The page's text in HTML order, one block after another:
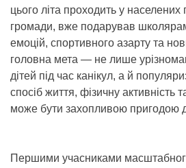
цього літа проходить у населених
громади, вже подарував
емоцій, спортивного азарту та
головна мета — не лише
дітей під час канікул, а й
спосіб життя, фізичну активність
може бути захопливою пригодою
Першими учасниками